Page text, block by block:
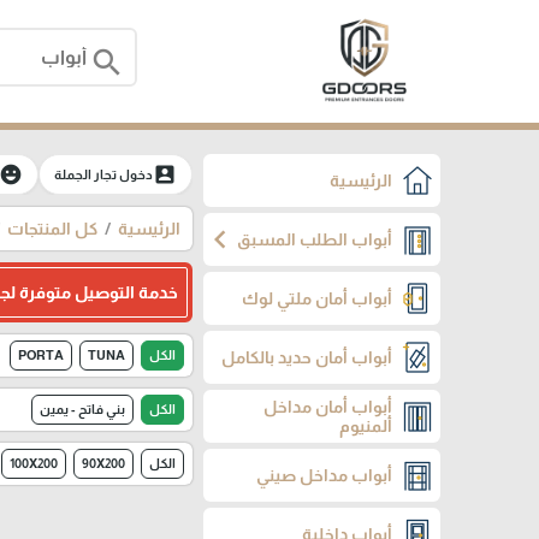
search
الرئيسية
أبواب الطلب المسبقchevron_left
أبواب أمان ملتي لوك
أبواب أمان حديد بالكامل
أبواب أمان مداخل
ألمنيوم
أبواب مداخل صيني
أبواب داخلية
account_boxدخول تجار الجملة
الرئيسية كل المنتجات
خدمة التوصيل متوفرة
الكل TUNA
PORTA
الكل بني فاتح - يمين
الكل 90X200
100X200